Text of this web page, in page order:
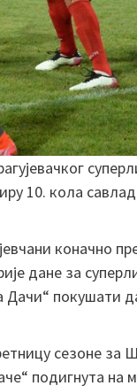
10. кола
коначно
дане за
Дачи“ покушати
сезоне за
подигнута на